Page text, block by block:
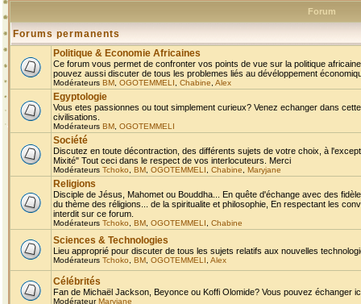
Forum
Forums permanents
Politique & Economie Africaines
Ce forum vous permet de confronter vos points de vue sur la politique
pouvez aussi discuter de tous les problemes liés au dévéloppement
Modérateurs BM OGOTEMMELI Chabine Alex
Egyptologie
Vous etes passionnes ou tout simplement curieux? Venez echanger dans
civilisations.
Modérateurs BM OGOTEMMELI
Société
Discutez en toute décontraction, des différents sujets de votre choix, à
Mixité" Tout ceci dans le respect de vos interlocuteurs. Merci
Modérateurs Tchoko BM OGOTEMMELI Chabine Maryjane
Religions
Disciple de Jésus, Mahomet ou Bouddha... En quête d'échange avec des
du thème des réligions... de la spiritualite et philosophie, En respectant les
interdit sur ce forum.
Modérateurs Tchoko BM OGOTEMMELI Chabine
Sciences & Technologies
Lieu approprié pour discuter de tous les sujets relatifs aux nouvelles
Modérateurs Tchoko BM OGOTEMMELI Alex
Célébrités
Fan de Michaël Jackson, Beyonce ou Koffi Olomide? Vous pouvez échanger
ModérateurMaryjane